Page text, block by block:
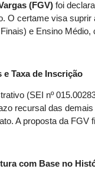
(FGV) foi
O certame visa
e Ensino
e Taxa de Inscrição
(SEI nº
recursal das
A proposta da FGV
com Base no